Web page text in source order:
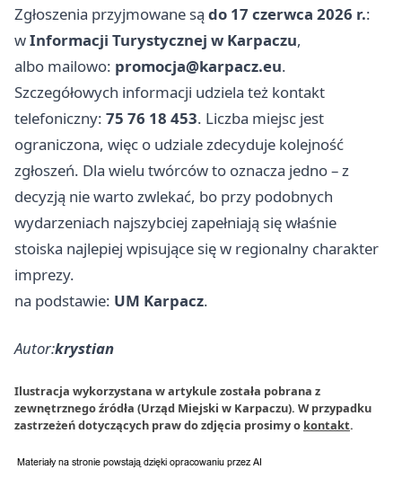
Zgłoszenia przyjmowane są do 17 czerwca 2026 r.:
wInformacji Turystycznej w Karpaczu,
albo mailowo: promocja@karpacz.eu.
Szczegółowych informacji udziela też kontakt
telefoniczny: 75 76 18 453. Liczba miejsc jest
ograniczona, więc o udziale zdecyduje kolejność
zgłoszeń. Dla wielu twórców to oznacza jedno – z
decyzją nie warto zwlekać, bo przy podobnych
wydarzeniach najszybciej zapełniają się właśnie
stoiska najlepiej wpisujące się w regionalny charakter
imprezy.
na podstawie: UM Karpacz.
Autor:krystian
Ilustracja wykorzystana w artykule została pobrana z
zewnętrznego źródła (Urząd Miejski w Karpaczu). W przypadku
zastrzeżeń dotyczących praw do zdjęcia prosimy o kontakt.